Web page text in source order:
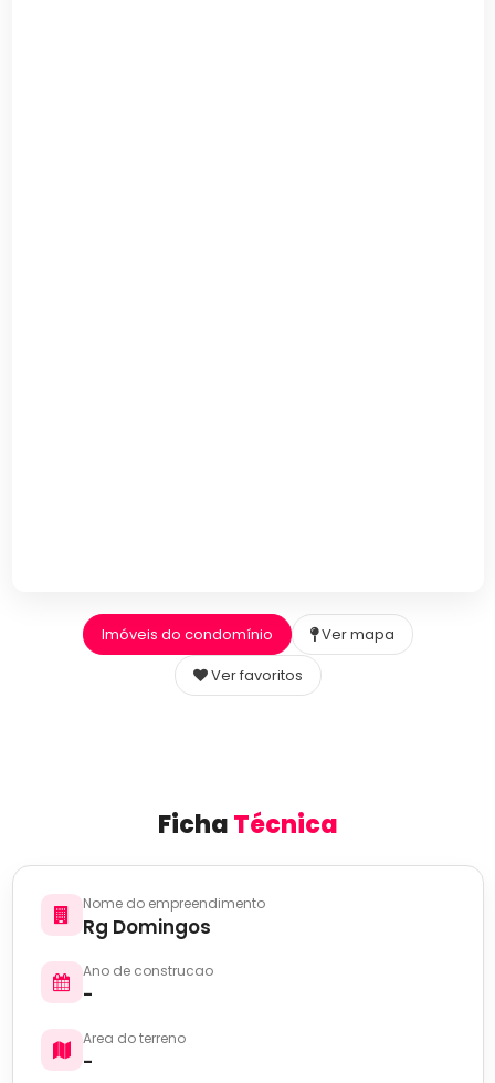
Imóveis do condomínio
Ver mapa
Ver favoritos
FichaTécnica
Nome do empreendimento
Rg Domingos
Ano de construcao
-
Area do terreno
-